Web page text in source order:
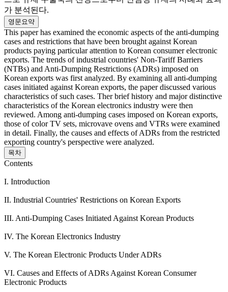
가 분석된다.
영문요약
This paper has examined the economic aspects of the anti-dumping
cases and restrictions that have been brought against Korean
products paying particular attention to Korean consumer electronic
exports. The trends of industrial countries' Non-Tariff Barriers
(NTBs) and Anti-Dumping Restrictions (ADRs) imposed on
Korean exports was first analyzed. By examining all anti-dumping
cases initiated against Korean exports, the paper discussed various
characteristics of such cases. Ther brief history and major distinctive
characteristics of the Korean electronics industry were then
reviewed. Among anti-dumping cases imposed on Korean exports,
those of color TV sets, microvave ovens and VTRs were examined
in detail. Finally, the causes and effects of ADRs from the restricted
exporting country's perspective were analyzed.
목차
Contents
I. Introduction
II. Industrial Countries' Restrictions on Korean Exports
III. Anti-Dumping Cases Initiated Against Korean Products
IV. The Korean Electronics Industry
V. The Korean Electronic Products Under ADRs
VI. Causes and Effects of ADRs Against Korean Consumer
Electronic Products